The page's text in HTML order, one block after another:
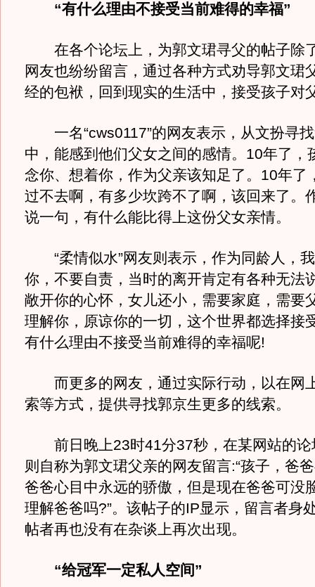
“有什么理由不接受当前难得的幸福”
在各个论坛上，为郭文珺寻父的帖子除
网友也纷纷留言，通过各种方式劝导郭文珺
经的包袱，回到现实的生活中，接受孩子对
一名“cws0117”的网友表示，从文扮寻
中，能感到他们父女之间的感情。10年了，
念你、想着你，作为父亲该知足了。10年了
过不去啊，有多少坎跨不了啊，该回来了。
说一句，有什么能比得上这份父女亲情。
“柔情似水”网友则表示，作为同龄人，
你，不要自责，当时的离开肯定有各种无法
敞开你的心怀，女儿还小，需要家庭，需要
理解你，原谅你的一切，这个世界都选择接
有什么理由不接受当前难得的幸福呢!
而更多的网友，通过实际行动，以在网
索等方式，提供寻找郭京生更多的线索。
前日晚上23时41分37秒，在某网站的论
则自称为郭文珺父亲的网友留言:“孩子，爸
爸爸心目中永远的骄傲，但是现在爸爸可没
理解爸爸吗?”。该帖子的IP显示，留言者身
帖者再也没有在杂谈上再次出现。
“给冠军一定私人空间”